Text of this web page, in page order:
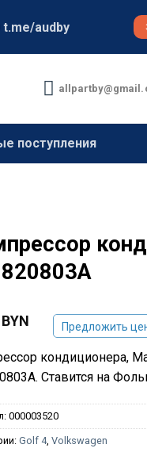
t.me/audby
поступления
BYN Предложить
кондиционера,
Ставится на
000003520
Golf 4,Volkswagen